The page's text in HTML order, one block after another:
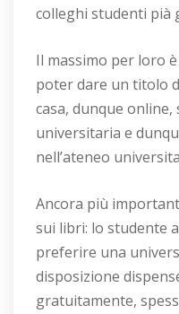
colleghi studenti pià
Il massimo per loro
poter dare un titolo
casa, dunque online,
universitaria e
nell’ateneo
Ancora più
sui libri: lo studente
preferire una
disposizione
gratuitamente,